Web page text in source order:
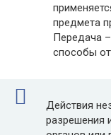
предмета
Передача
способы
Действия
разрешения